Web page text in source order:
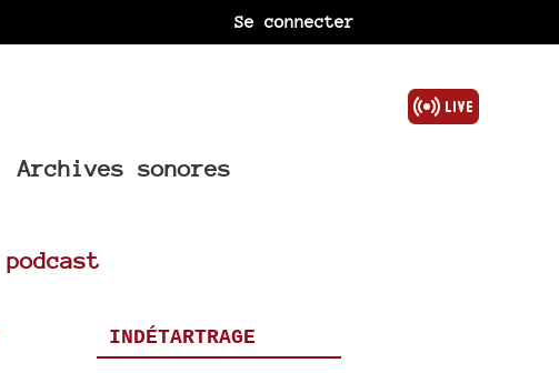
Se connecter
Archives sonores
podcast
INDÉTARTRAGE